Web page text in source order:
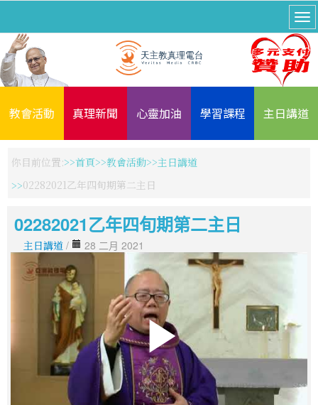
教會活動 真理新聞 心靈加油 學習課程 主日講道
你目前位置: 首頁 教會活動
主日講道
02282021乙年四旬期第二主日
02282021乙年四旬期第二主日
主日講道 / 28 二月 2021